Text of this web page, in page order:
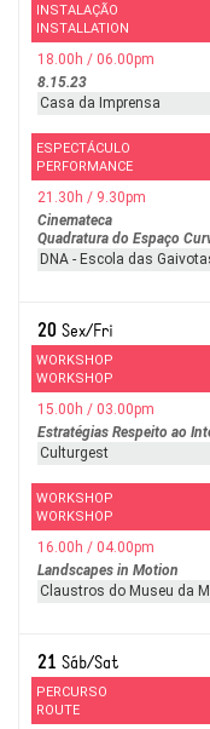
INSTALAÇÃO
INSTALLATION
18.00h / 06.00pm
8.15.23
Casa da Imprensa
ESPECTÁCULO
PERFORMANCE
21.30h / 9.30pm
Cinemateca
Quadratura do Espaço
DNA - Escola das
20 Sex/Fri
WORKSHOP
WORKSHOP
15.00h / 03.00pm
Estratégias Respeito ao
Culturgest
WORKSHOP
WORKSHOP
16.00h / 04.00pm
Landscapes in Motion
Claustros do Museu da
21 Sáb/Sat
PERCURSO
ROUTE